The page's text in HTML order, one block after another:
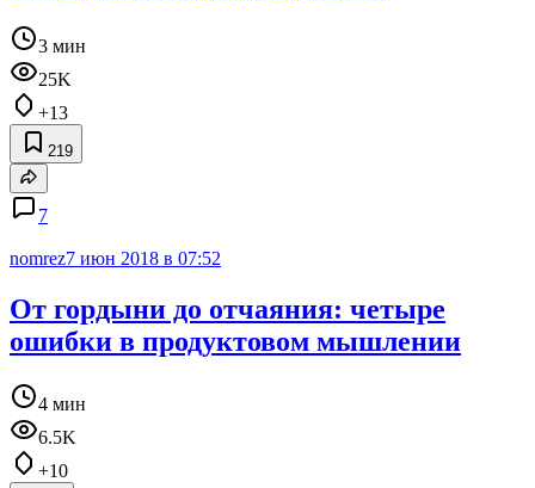
3 мин
25K
+13
219
7
nomrez7 июн 2018 в 07:52
От гордыни до отчаяния: четыре
ошибки в продуктовом мышлении
4 мин
6.5K
+10